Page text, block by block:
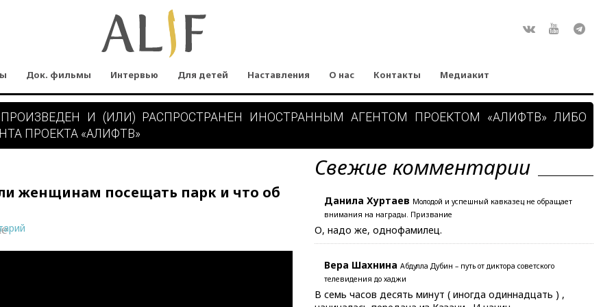
Док. фильмы Интервью Для детей Наставления О нас Контакты Медиакит
И (ИЛИ) РАСПРОСТРАНЕН ИНОСТРАННЫМ АГЕНТОМ ПРОЕКТОМ «АЛИФТВ» ЛИБО
ПРОЕКТА «АЛИФТВ»
женщинам посещать парк и что об
Свежие комментарии
Данила Хуртаев Молодой и успешный кавказец не обращает
внимания на награды. Призвание
О, надо же, однофамилец.
Вера Шахнина Абдулла Дубин – путь от диктора советского
телевидения до хаджи
В семь часов десять минут ( иногда одиннадцать ) ,